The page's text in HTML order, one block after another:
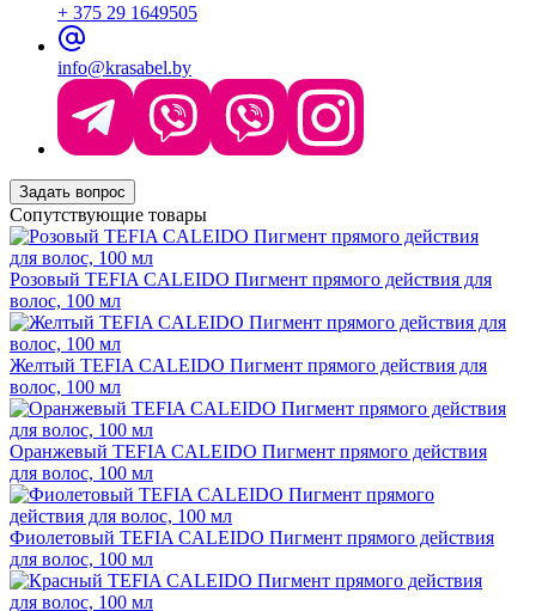
+ 375 29 1649505
info@krasabel.by
Задать вопрос
Сопутствующие товары
Розовый TEFIA CALEIDO Пигмент прямого действия для
волос, 100 мл
Желтый TEFIA CALEIDO Пигмент прямого действия для
волос, 100 мл
Оранжевый TEFIA CALEIDO Пигмент прямого действия
для волос, 100 мл
Фиолетовый TEFIA CALEIDO Пигмент прямого действия
для волос, 100 мл